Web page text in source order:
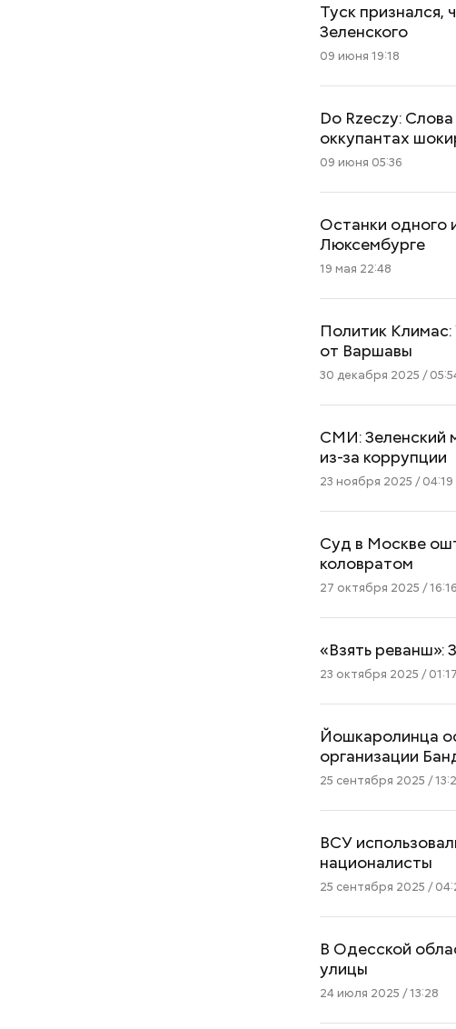
Туск признался,
Зеленского
09 июня 19:18
Do Rzeczy:
оккупантах
09 июня 05:36
Останки одного
Люксембурге
19 мая 22:48
Политик
от Варшавы
30 декабря 2025 /
СМИ: Зеленский
из-за коррупции
23 ноября 2025 / 04:19
Суд в Москве
коловратом
27 октября 2025 / 16:16
«Взять реванш»:
23 октября 2025 / 01:17
Йошкаролинца
организации
25 сентября 2025 /
ВСУ
националисты
25 сентября 2025 /
В Одесской
улицы
24 июля 2025 / 13:28